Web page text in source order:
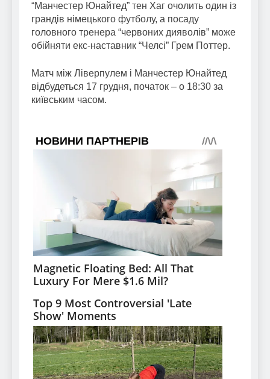
“Манчестер Юнайтед” тен Хаг очолить один із
грандів німецького футболу, а посаду
головного тренера “червоних дияволів” може
обійняти екс-наставник “Челсі” Грем Поттер.
Матч між Ліверпулем і Манчестер Юнайтед
відбудеться 17 грудня, початок – о 18:30 за
київським часом.